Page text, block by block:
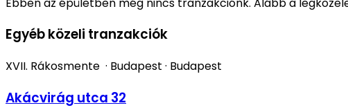
Egyéb közeli tranzakciók
XVII. Rákosmente · Budapest · Budapest
Akácvirág utca 32